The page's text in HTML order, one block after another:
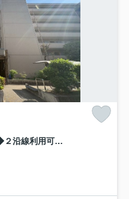
◆リフォーム済み◆駅徒歩３分◆２沿線利用可◆ペット可（規約有）◆ユニ宇治川マンション３号館